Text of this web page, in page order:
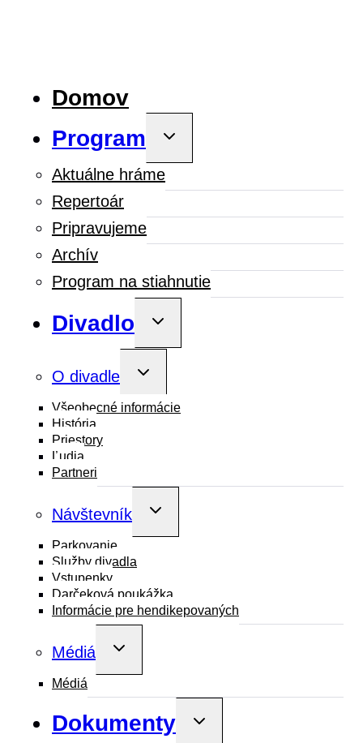
Domov
Program
Toggle
menu
Aktuálne hráme
Repertoár
Pripravujeme
Archív
Program na stiahnutie
Divadlo
Toggle
menu
O divadle
Toggle
Všeobecné informácie
História
Priestory
Ľudia
Partneri
Návštevník
Toggle
menu
Parkovanie
Služby divadla
Vstupenky
Darčeková poukážka
Informácie pre hendikepovaných
Médiá
Toggle
menu
Médiá
Dokumenty
Toggle